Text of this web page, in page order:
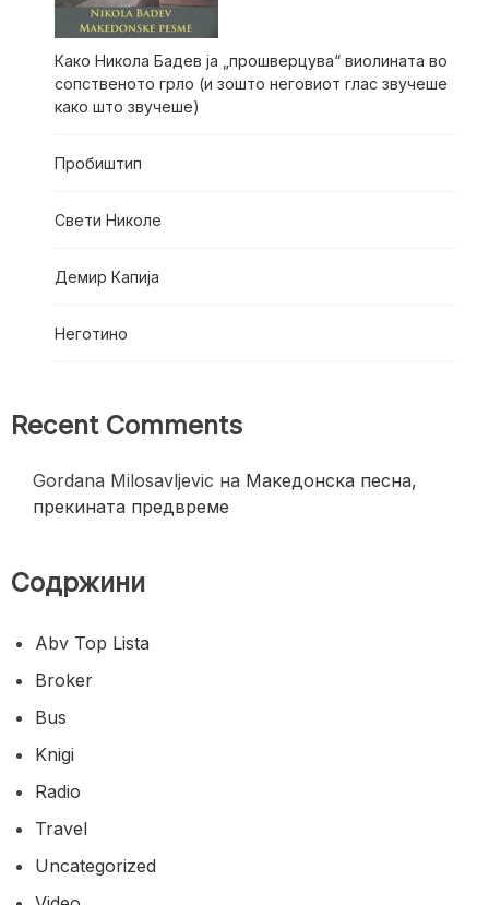
Како Никола Бадев ја „прошверцува“ виолината во
сопственото грло (и зошто неговиот глас звучеше
како што звучеше)
Пробиштип
Свети Николе
Демир Капија
Неготино
Recent Comments
Gordana Milosavljevic на Македонска песна,
прекината предвреме
Содржини
Abv Top Lista
Broker
Bus
Knigi
Radio
Travel
Uncategorized